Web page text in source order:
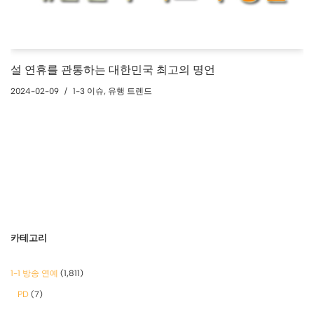
설 연휴를 관통하는 대한민국 최고의 명언
2024-02-09 1-3 이슈, 유행 트렌드
카테고리
1-1 방송 연예 (1,811)
PD (7)